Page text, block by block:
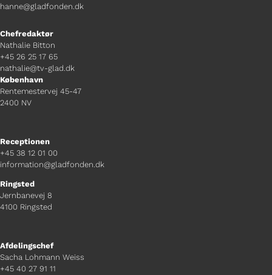
hanne@gladfonden.dk
Chefredaktør
Nathalie Bitton
+45 26 25 17 65
nathalie@tv-glad.dk
København
Rentemestervej 45-47
2400 NV
Receptionen
+45 38 12 01 00
information@gladfonden.dk
Ringsted
Jernbanevej 8
4100 Ringsted
Afdelingschef
Sacha Lohmann Weiss
+45 40 27 91 11